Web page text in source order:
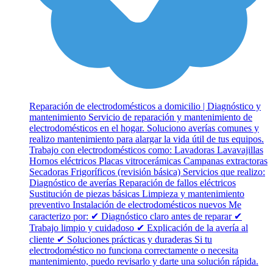
Reparación de electrodomésticos a domicilio | Diagnóstico y
mantenimiento Servicio de reparación y mantenimiento de
electrodomésticos en el hogar. Soluciono averías comunes y
realizo mantenimiento para alargar la vida útil de tus equipos.
Trabajo con electrodomésticos como: Lavadoras Lavavajillas
Hornos eléctricos Placas vitrocerámicas Campanas extractoras
Secadoras Frigoríficos (revisión básica) Servicios que realizo:
Diagnóstico de averías Reparación de fallos eléctricos
Sustitución de piezas básicas Limpieza y mantenimiento
preventivo Instalación de electrodomésticos nuevos Me
caracterizo por: ✔ Diagnóstico claro antes de reparar ✔
Trabajo limpio y cuidadoso ✔ Explicación de la avería al
cliente ✔ Soluciones prácticas y duraderas Si tu
electrodoméstico no funciona correctamente o necesita
mantenimiento, puedo revisarlo y darte una solución rápida.